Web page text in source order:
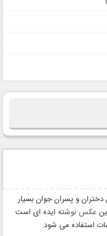
و پسران جوان بسیار
عکس نوشته ایده ای است
استفاده می شود.